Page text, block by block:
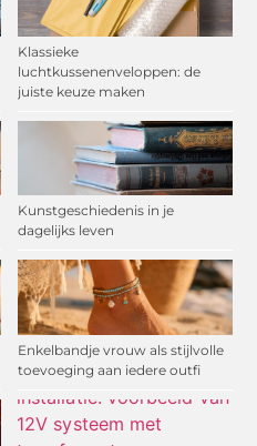
Klassieke
luchtkussenenveloppen: de
juiste keuze maken
Kunstgeschiedenis in je
dagelijks leven
Enkelbandje vrouw als stijlvolle
toevoeging aan iedere outfi